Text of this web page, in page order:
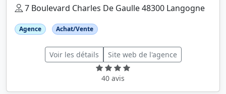
7 Boulevard Charles De Gaulle 48300 Langogne
Agence Achat/Vente
Voir les détails Site web de l'agence
40 avis